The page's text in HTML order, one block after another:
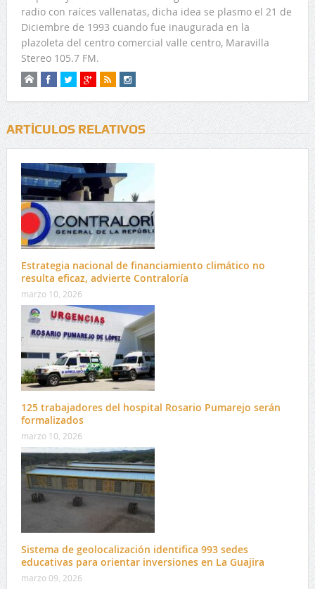
radio con raíces vallenatas, dicha idea se plasmo el 21 de
Diciembre de 1993 cuando fue inaugurada en la
plazoleta del centro comercial valle centro, Maravilla
Stereo 105.7 FM.
ARTÍCULOS RELATIVOS
Estrategia nacional de financiamiento climático no
resulta eficaz, advierte Contraloría
marzo 10, 2026
125 trabajadores del hospital Rosario Pumarejo serán
formalizados
marzo 10, 2026
Sistema de geolocalización identifica 993 sedes
educativas para orientar inversiones en La Guajira
marzo 09, 2026